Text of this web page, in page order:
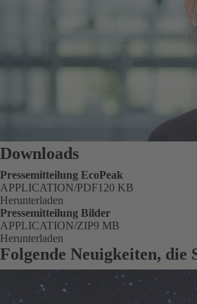
Downloads
Pressemitteilung EcoPeak
Größe
120 KB
FORMAT
APPLICATION/PDF
Herunterladen
Pressemitteilung Bilder
Größe
9 MB
FORMAT
APPLICATION/ZIP
Herunterladen
Folgende Neuigkeiten, die